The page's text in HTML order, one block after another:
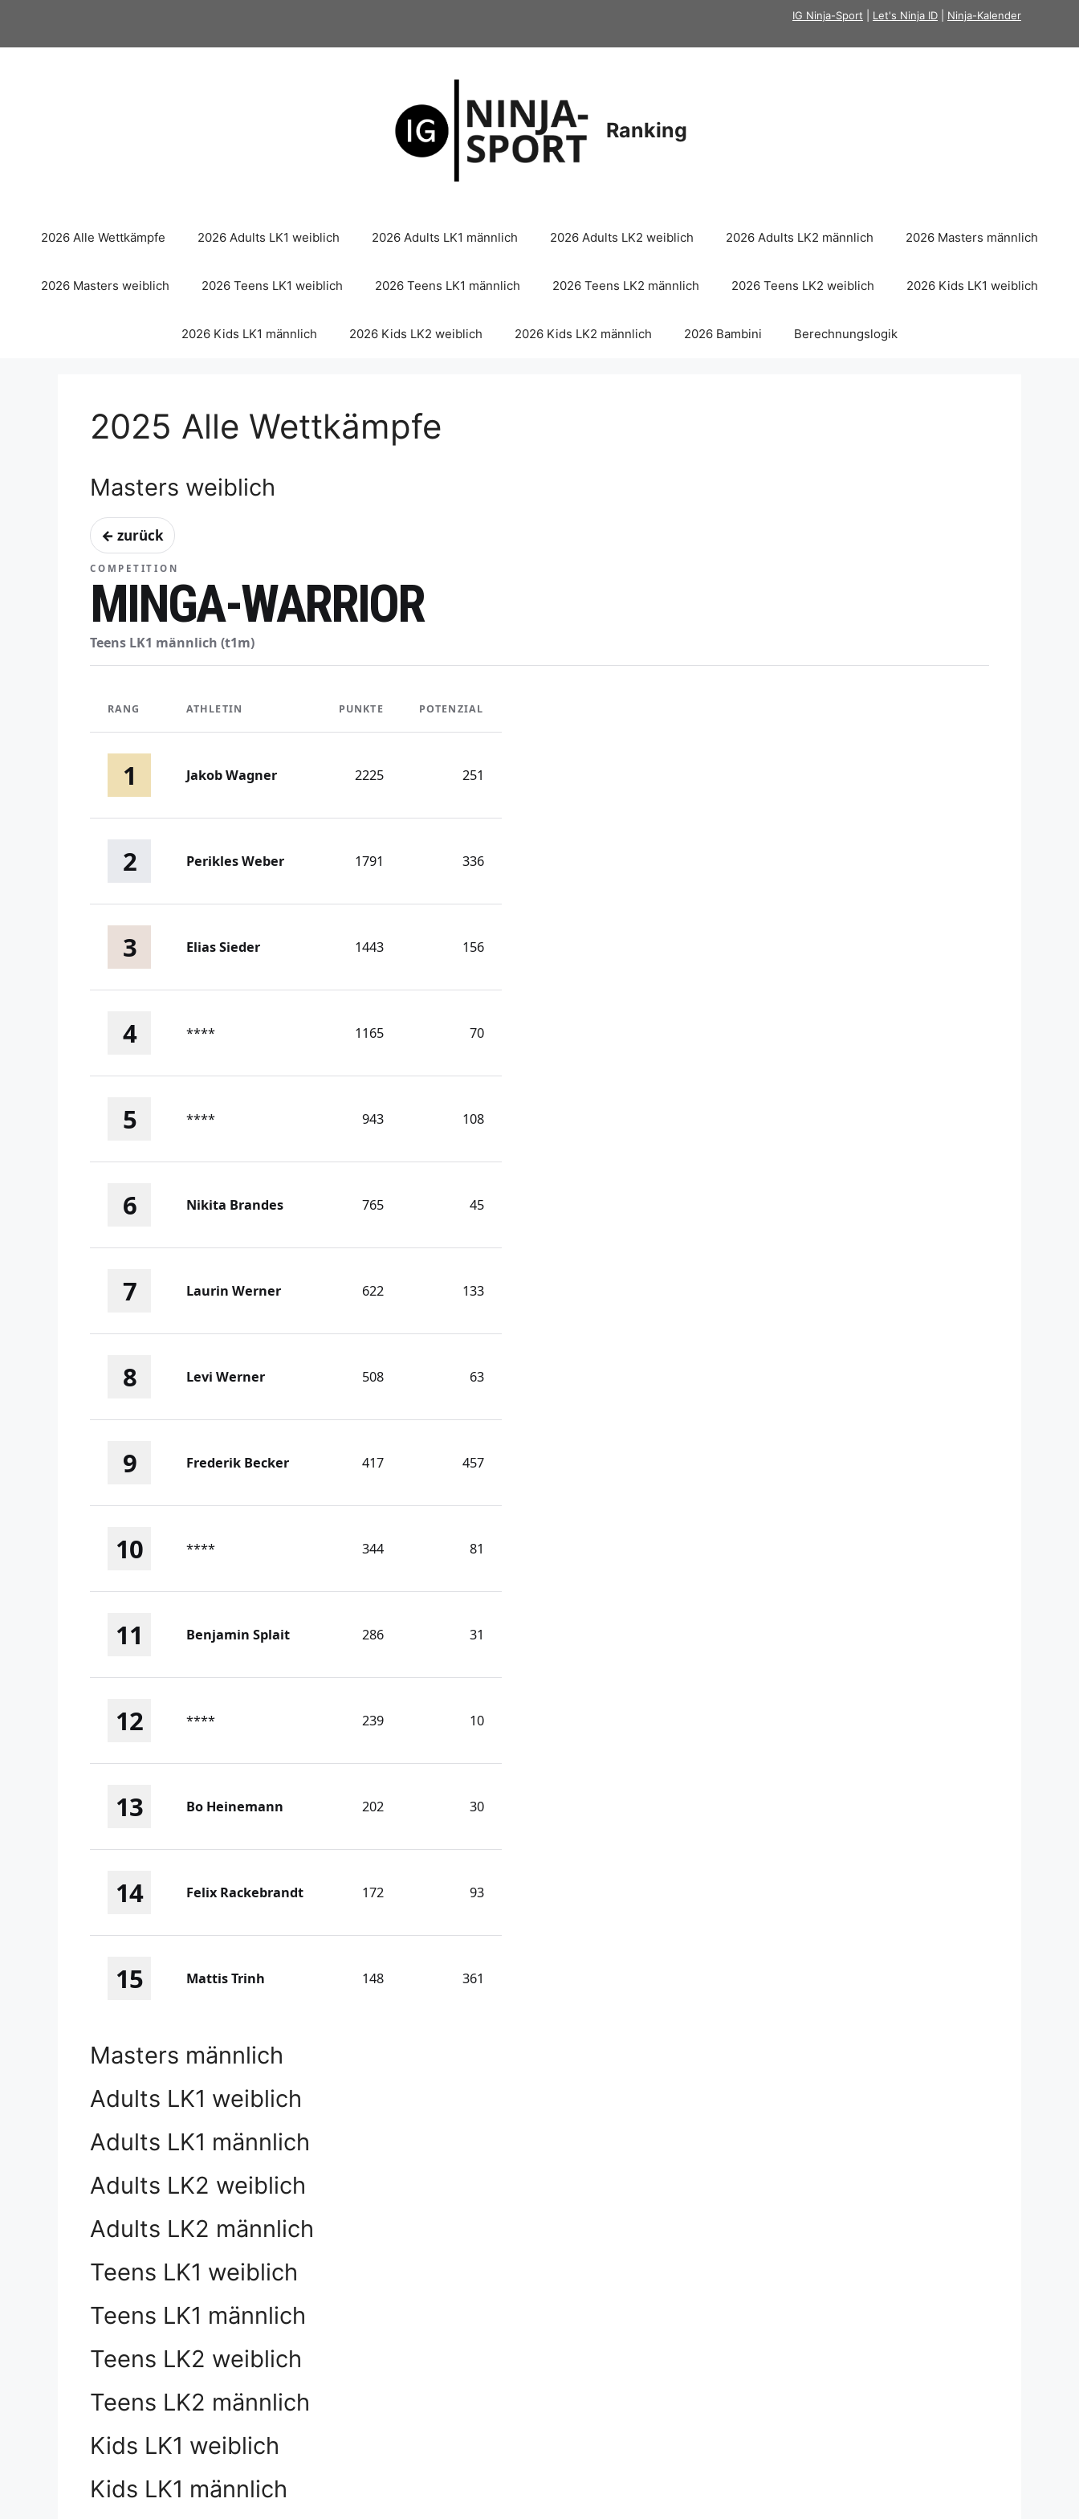
springen
IG Ninja-Sport Let's Ninja ID Ninja-Kalender
Ranking
2026 Alle Wettkämpfe 2026 Adults LK1 weiblich 2026 Adults LK1 männlich 2026 Adults LK2 weiblich 2026 Adults LK2 männlich 2026 Masters männlich
2026 Masters weiblich 2026 Teens LK1 weiblich 2026 Teens LK1 männlich 2026 Teens LK2 männlich 2026 Teens LK2 weiblich 2026 Kids LK1 weiblich
2026 Kids LK1 männlich 2026 Kids LK2 weiblich 2026 Kids LK2 männlich 2026 Bambini Berechnungslogik
2025 Alle Wettkämpfe
Masters weiblich
← zurück
COMPETITION
MINGA-WARRIOR
Teens LK1 männlich (t1m)
RANG ATHLETIN PUNKTE POTENZIAL
1 Jakob Wagner 2225 251
2 Perikles Weber 1791 336
3 Elias Sieder 1443 156
4 **** 1165 70
5 **** 943 108
6 Nikita Brandes 765 45
7 Laurin Werner 622 133
8 Levi Werner 508 63
9 Frederik Becker 417 457
10 **** 344 81
11 Benjamin Splait 286 31
12 **** 239 10
13 Bo Heinemann 202 30
14 Felix Rackebrandt 172 93
15 Mattis Trinh 148 361
Masters männlich
Adults LK1 weiblich
Adults LK1 männlich
Adults LK2 weiblich
Adults LK2 männlich
Teens LK1 weiblich
Teens LK1 männlich
Teens LK2 weiblich
Teens LK2 männlich
Kids LK1 weiblich
Kids LK1 männlich